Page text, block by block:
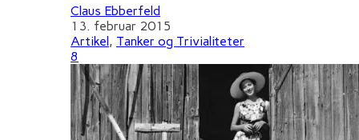
Claus Ebberfeld
13. februar 2015
Artikel, Tanker og Trivialiteter
8